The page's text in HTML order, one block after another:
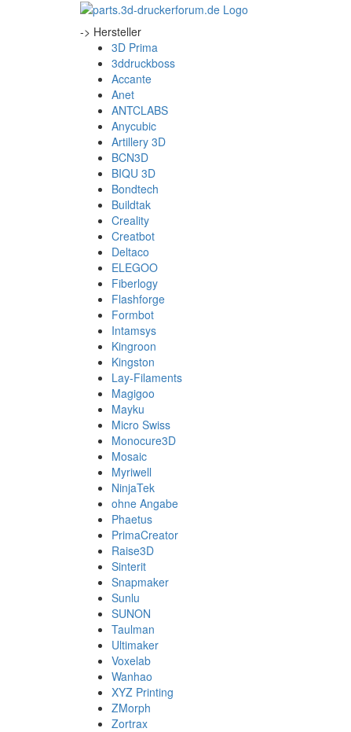
-> Hersteller
3D Prima
3ddruckboss
Accante
Anet
ANTCLABS
Anycubic
Artillery 3D
BCN3D
BIQU 3D
Bondtech
Buildtak
Creality
Creatbot
Deltaco
ELEGOO
Fiberlogy
Flashforge
Formbot
Intamsys
Kingroon
Kingston
Lay-Filaments
Magigoo
Mayku
Micro Swiss
Monocure3D
Mosaic
Myriwell
NinjaTek
ohne Angabe
Phaetus
PrimaCreator
Raise3D
Sinterit
Snapmaker
Sunlu
SUNON
Taulman
Ultimaker
Voxelab
Wanhao
XYZ Printing
ZMorph
Zortrax